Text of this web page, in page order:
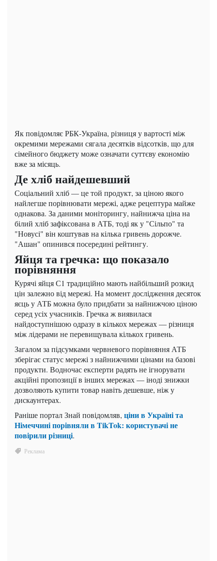
Як повідомляє РБК-Україна, різниця у вартості між
окремими мережами сягала десятків відсотків, що для
сімейного бюджету може означати суттєву економію
вже за місяць.
Де хліб найдешевший
Соціальний хліб — це той продукт, за ціною якого
найлегше порівнювати мережі, адже рецептура майже
однакова. За даними моніторингу, найнижча ціна на
білий хліб зафіксована в АТБ, тоді як у "Сільпо" та
"Новусі" він коштував на кілька гривень дорожче.
"Ашан" опинився посередині рейтингу.
Яйця та гречка: що показало
порівняння
Курячі яйця С1 традиційно мають найбільший розкид
цін залежно від мережі. На момент дослідження десяток
яєць у АТБ можна було придбати за найнижчою ціною
серед усіх учасників. Гречка ж виявилася
найдоступнішою одразу в кількох мережах — різниця
між лідерами не перевищувала кількох гривень.
Загалом за підсумками червневого порівняння АТБ
зберігає статус мережі з найнижчими цінами на базові
продукти. Водночас експерти радять не ігнорувати
акційні пропозиції в інших мережах — іноді знижки
дозволяють купити товар навіть дешевше, ніж у
дискаунтерах.
Раніше портал Знай повідомляв, ціни в Україні та
Німеччині порівняли в TikTok: користувачі не
повірили різниці.